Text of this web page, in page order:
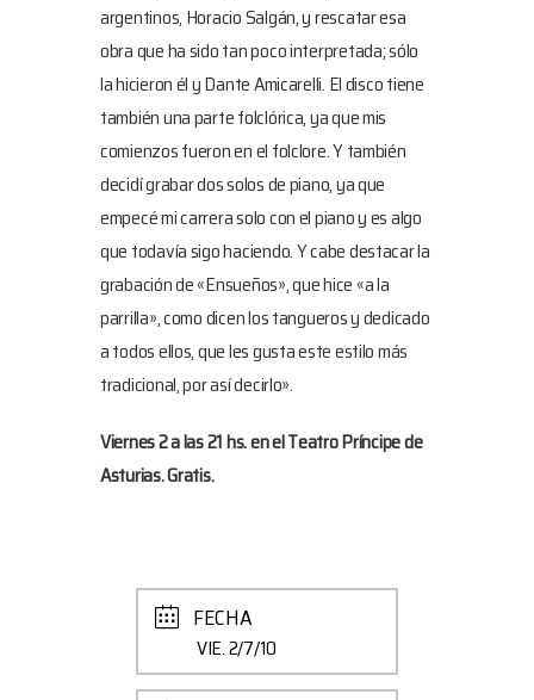
argentinos, Horacio Salgán, y rescatar esa
obra que ha sido tan poco interpretada; sólo
la hicieron él y Dante Amicarelli. El disco tiene
también una parte folclórica, ya que mis
comienzos fueron en el folclore. Y también
decidí grabar dos solos de piano, ya que
empecé mi carrera solo con el piano y es algo
que todavía sigo haciendo. Y cabe destacar la
grabación de «Ensueños», que hice «a la
parrilla», como dicen los tangueros y dedicado
a todos ellos, que les gusta este estilo más
tradicional, por así decirlo».
Viernes 2 a las 21 hs. en el Teatro Príncipe de
Asturias. Gratis.
FECHA
VIE. 2/7/10